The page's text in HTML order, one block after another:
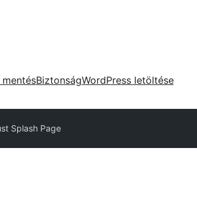
BiztonságWordPress letöltése
Splash Page